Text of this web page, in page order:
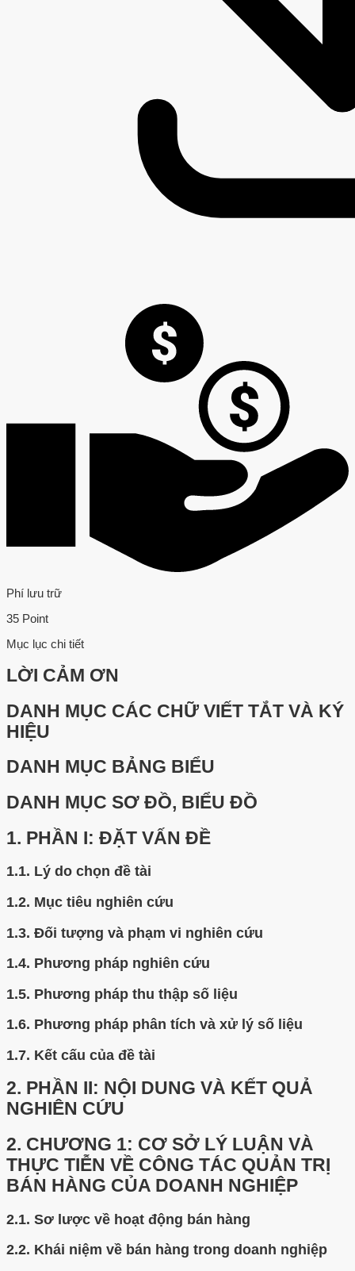
Phí lưu trữ
35 Point
Mục lục chi tiết
LỜI CẢM ƠN
DANH MỤC CÁC CHỮ VIẾT TẮT VÀ KÝ
HIỆU
DANH MỤC BẢNG BIỂU
DANH MỤC SƠ ĐỒ, BIỂU ĐỒ
1. PHẦN I: ĐẶT VẤN ĐỀ
1.1. Lý do chọn đề tài
1.2. Mục tiêu nghiên cứu
1.3. Đối tượng và phạm vi nghiên cứu
1.4. Phương pháp nghiên cứu
1.5. Phương pháp thu thập số liệu
1.6. Phương pháp phân tích và xử lý số liệu
1.7. Kết cấu của đề tài
2. PHẦN II: NỘI DUNG VÀ KẾT QUẢ
NGHIÊN CỨU
2. CHƯƠNG 1: CƠ SỞ LÝ LUẬN VÀ
THỰC TIỄN VỀ CÔNG TÁC QUẢN TRỊ
BÁN HÀNG CỦA DOANH NGHIỆP
2.1. Sơ lược về hoạt động bán hàng
2.2. Khái niệm về bán hàng trong doanh nghiệp